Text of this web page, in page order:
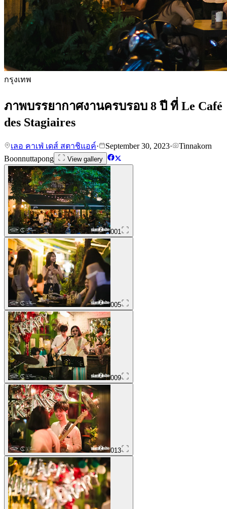
กรุงเทพ
ภาพบรรยากาศงานครบรอบ 8 ปี ที่ Le Café
des Stagiaires
เลอ คาเฟ่ เดส์ สตาชิแอค์· September 30, 2023·
Tinnakorn
Boonnuttapong
View gallery
001
005
009
013